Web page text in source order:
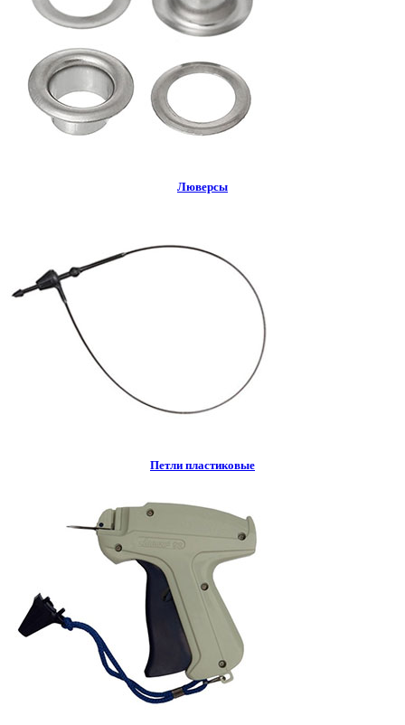
Люверсы
Петли пластиковые